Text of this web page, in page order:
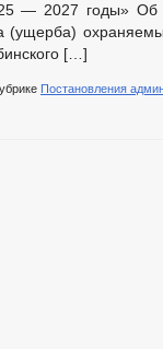
— 2027 годы» Об
(ущерба)
[…]
Постановления